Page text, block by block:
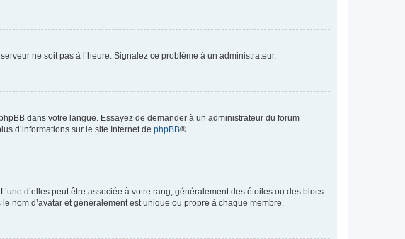
ne soit pas à l’heure. Signalez ce problème à un administrateur.
dans votre langue. Essayez de demander à un administrateur du forum
d’informations sur le site Internet de phpBB®.
d’elles peut être associée à votre rang, généralement des étoiles ou des blocs
nom d’avatar et généralement est unique ou propre à chaque membre.